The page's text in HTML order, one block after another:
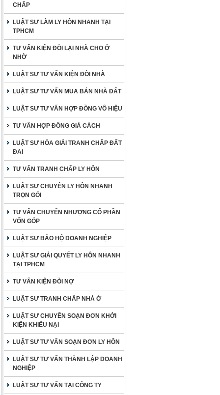
CHẤP
LUẬT SƯ LÀM LY HÔN NHANH TẠI
TPHCM
TƯ VẤN KIỆN ĐÒI LẠI NHÀ CHO Ở
NHỜ
LUẬT SƯ TƯ VẤN KIỆN ĐÒI NHÀ
LUẬT SƯ TƯ VẤN MUA BÁN NHÀ ĐẤT
LUẬT SƯ TƯ VẤN HỢP ĐỒNG VÔ HIỆU
TƯ VẤN HỢP ĐỒNG GIẢ CÁCH
LUẬT SƯ HÒA GIẢI TRANH CHẤP ĐẤT
ĐAI
TƯ VẤN TRANH CHẤP LY HÔN
LUẬT SƯ CHUYÊN LY HÔN NHANH
TRỌN GÓI
TƯ VẤN CHUYỂN NHƯỢNG CỔ PHẦN
VỐN GÓP
LUẬT SƯ BẢO HỘ DOANH NGHIỆP
LUẬT SƯ GIẢI QUYẾT LY HÔN NHANH
TẠI TPHCM
TƯ VẤN KIỆN ĐÒI NỢ
LUẬT SƯ TRANH CHẤP NHÀ Ở
LUẬT SƯ CHUYÊN SOẠN ĐƠN KHỞI
KIỆN KHIẾU NẠI
LUẬT SƯ TƯ VẤN SOẠN ĐƠN LY HÔN
LUẬT SƯ TƯ VẤN THÀNH LẬP DOANH
NGHIỆP
LUẬT SƯ TƯ VẤN TẠI CÔNG TY